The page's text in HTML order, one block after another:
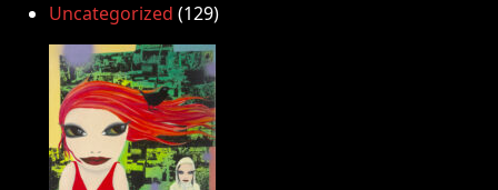
Uncategorized (129)